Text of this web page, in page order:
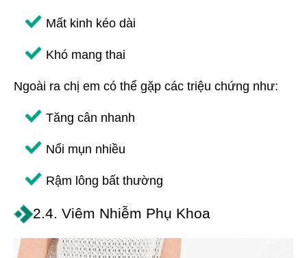
Mất kinh kéo dài
Khó mang thai
Ngoài ra chị em có thể gặp các triệu chứng như:
Tăng cân nhanh
Nổi mụn nhiều
Rậm lông bất thường
2.4. Viêm Nhiễm Phụ Khoa